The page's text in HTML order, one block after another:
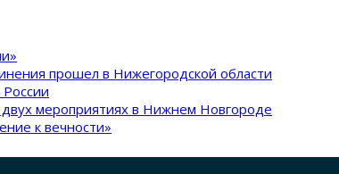
прошел в Нижегородской области
двух мероприятиях в Нижнем Новгороде
к вечности»